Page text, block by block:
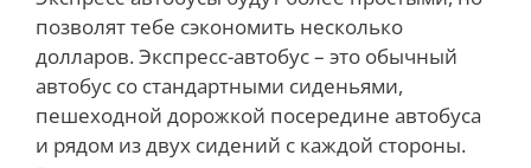
позволят тебе сэкономить несколько
долларов.Экспресс-автобус – это обычный
автобус со стандартными сиденьями,
пешеходной дорожкой посередине автобуса
и рядом из двух сидений с каждой стороны.